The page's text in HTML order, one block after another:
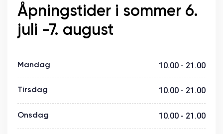
Åpningstider i sommer 6.
juli -7. august
Mandag 10.00 - 21.00
Tirsdag 10.00 - 21.00
Onsdag 10.00 - 21.00